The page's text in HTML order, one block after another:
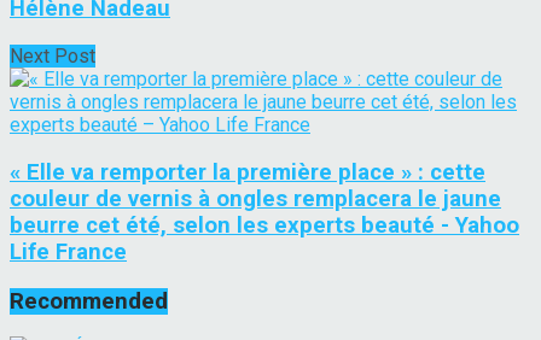
Hélène Nadeau
Next Post
« Elle va remporter la première place » : cette
couleur de vernis à ongles remplacera le jaune
beurre cet été, selon les experts beauté - Yahoo
Life France
Recommended